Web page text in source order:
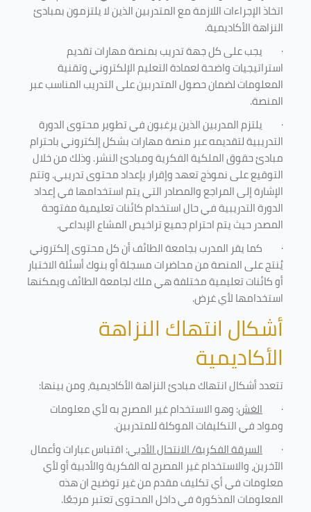
اتخاذ الإجراءات اللازمة مع المتدربين الذين لا يلتزمون بمبادئ
النزاهة الأكاديمية.
· يجب على كل جهة تدريب بمنصة مهارات تقديم
استراتيجيات واضحة لعمادة التعليم الإلكتروني وتقنية
المعلومات لضمان حصول المتدربين على التدريب المناسب عبر
المنصة.
· يلتزم المدربين الذين يرغبون في تطوير محتوى الدورة
التدريبية لتقديمه عبر منصة مهارات بشكل إلكتروني باحترام
مبادئ حقوق الملكية الفكرية ومبادئ النشر. وذلك من خلال
التوقيع على نموذج تعهد وإقرار بإعداد محتوى تدريبي. وتتم
الإشارة إلى المراجع والمصادر التي يتم استخدامها في إعداد
الدورة التدريبية في حال استخدام كائنات تعليمية مفتوحة
المصدر حيث يتم احترام جميع تراخيص المشاع الإبداعي.
· كما يقر المدرب بجامعة الطائف أن كل محتوى إلكتروني
يُنتج على المنصة من محاضرات مسجلة أو بنوك أسئلة الاختبار
أو كائنات تعليمية مختلفة هي ملك لجامعة الطائف ويمكنها
استخدامها لأي غرض.
أشكال انتهاك النزاهة
الأكاديمية
تتعدد أشكال انتهاك مبادئ النزاهة الأكاديمية، ومن بينها:
· الغش: وهو الاستخدام غير المصرح به لأي معلومات
ومواد في التكليفاتالموكلة للمتدربين.
· السرقة الفكرية/ الانتحال الأدبي: اقتباس عبارات وأعمال
الآخرين، والاستخدام غير المصرح له الفكرية والأدبية أو لأي
معلومات في أي تكليف مقدم من غير توضيح ان هذه
المعلومات المذكورة في داخل المحتوى تعتبر مرجعًا.